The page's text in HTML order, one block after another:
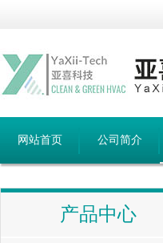
网站首页 公司简介
产品中心